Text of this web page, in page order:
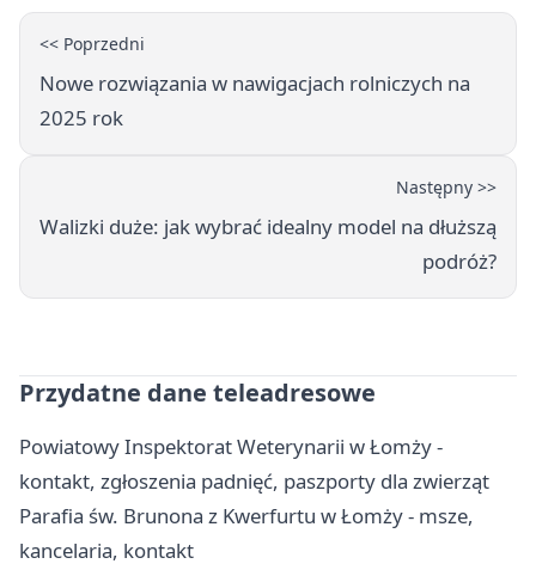
<< Poprzedni
Nowe rozwiązania w nawigacjach rolniczych na
2025 rok
Następny >>
Walizki duże: jak wybrać idealny model na dłuższą
podróż?
Przydatne dane teleadresowe
Powiatowy Inspektorat Weterynarii w Łomży -
kontakt, zgłoszenia padnięć, paszporty dla zwierząt
Parafia św. Brunona z Kwerfurtu w Łomży - msze,
kancelaria, kontakt